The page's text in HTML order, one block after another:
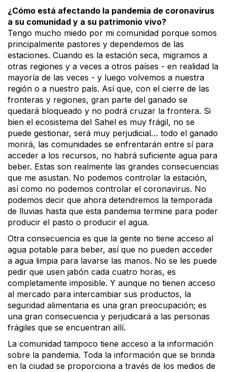
¿Cómo está afectando la pandemia de coronavirus
a su comunidad y a su patrimonio vivo?
Tengo mucho miedo por mi comunidad porque somos
principalmente pastores y dependemos de las
estaciones. Cuando es la estación seca, migramos a
otras regiones y a veces a otros países - en realidad la
mayoría de las veces - y luego volvemos a nuestra
región o a nuestro país. Así que, con el cierre de las
fronteras y regiones, gran parte del ganado se
quedará bloqueado y no podrá cruzar la frontera. Si
bien el ecosistema del Sahel es muy frágil, no se
puede gestionar, será muy perjudicial… todo el ganado
morirá, las comunidades se enfrentarán entre sí para
acceder a los recursos, no habrá suficiente agua para
beber. Estas son realmente las grandes consecuencias
que me asustan. No podemos controlar la estación,
así como no podemos controlar el coronavirus. No
podemos decir que ahora detendremos la temporada
de lluvias hasta que esta pandemia termine para poder
producir el pasto o producir el agua.
Otra consecuencia es que la gente no tiene acceso al
agua potable para beber, así que no pueden acceder
a agua limpia para lavarse las manos. No se les puede
pedir que usen jabón cada cuatro horas, es
completamente imposible. Y aunque no tienen acceso
al mercado para intercambiar sus productos, la
seguridad alimentaria es una gran preocupación; es
una gran consecuencia y perjudicará a las personas
frágiles que se encuentran allí.
La comunidad tampoco tiene acceso a la información
sobre la pandemia. Toda la información que se brinda
en la ciudad se proporciona a través de los medios de